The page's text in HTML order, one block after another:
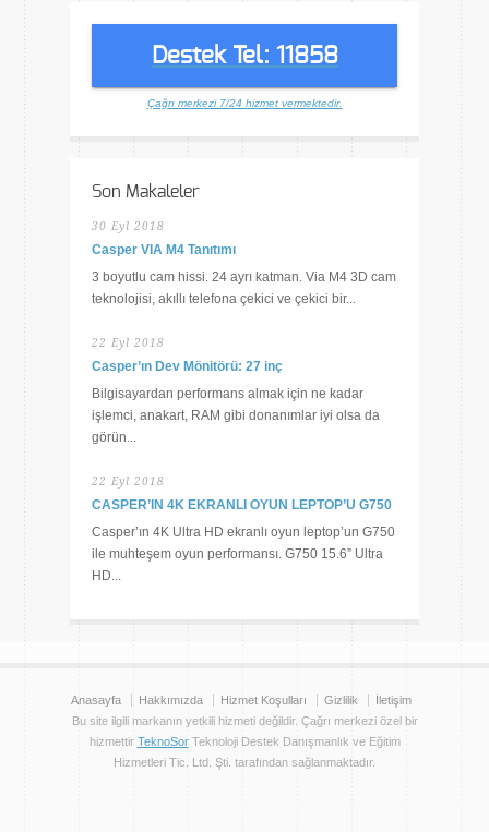
Destek Tel: 11858
Çağrı merkezi 7/24 hizmet vermektedir.
Son Makaleler
30 Eyl 2018
Casper VIA M4 Tanıtımı
3 boyutlu cam hissi. 24 ayrı katman. Via M4 3D cam
teknolojisi, akıllı telefona çekici ve çekici bir...
22 Eyl 2018
Casper’ın Dev Mönitörü: 27 inç
Bilgisayardan performans almak için ne kadar
işlemci, anakart, RAM gibi donanımlar iyi olsa da
görün...
22 Eyl 2018
CASPER’IN 4K EKRANLI OYUN LEPTOP’U G750
Casper’ın 4K Ultra HD ekranlı oyun leptop’un G750
ile muhteşem oyun performansı. G750 15.6” Ultra
HD...
Anasayfa Hakkımızda Hizmet Koşulları Gizlilik
İletişim
Bu site ilgili markanın yetkili hizmeti değildir. Çağrı merkezi özel bir
hizmettir TeknoSorTeknoloji Destek Danışmanlık ve Eğitim
Hizmetleri Tic. Ltd. Şti. tarafından sağlanmaktadır.